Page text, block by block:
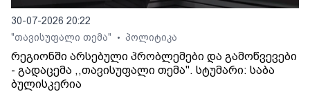
30-07-2026 20:22
"თავისუფალი თემა"
• პოლიტიკა
რეგიონში არსებული პრობლემები და გამოწვევები
- გადაცემა ,,თავისუფალი თემა". სტუმარი: საბა
ბულისკერია